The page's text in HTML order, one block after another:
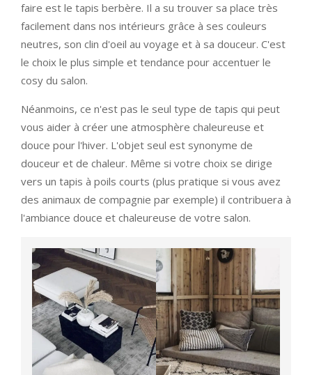
faire est le tapis berbère. Il a su trouver sa place très
facilement dans nos intérieurs grâce à ses couleurs
neutres, son clin d'oeil au voyage et à sa douceur. C'est
le choix le plus simple et tendance pour accentuer le
cosy du salon.
Néanmoins, ce n'est pas le seul type de tapis qui peut
vous aider à créer une atmosphère chaleureuse et
douce pour l'hiver. L'objet seul est synonyme de
douceur et de chaleur. Même si votre choix se dirige
vers un tapis à poils courts (plus pratique si vous avez
des animaux de compagnie par exemple) il contribuera à
l'ambiance douce et chaleureuse de votre salon.